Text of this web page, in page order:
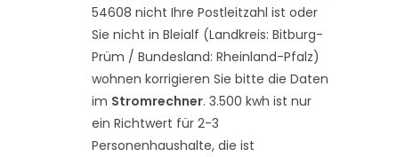
54608 nicht Ihre Postleitzahl ist oder
Sie nicht in Bleialf (Landkreis: Bitburg-
Prüm / Bundesland: Rheinland-Pfalz)
wohnen korrigieren Sie bitte die Daten
im Stromrechner. 3.500 kwh ist nur
ein Richtwert für 2-3
Personenhaushalte, die ist